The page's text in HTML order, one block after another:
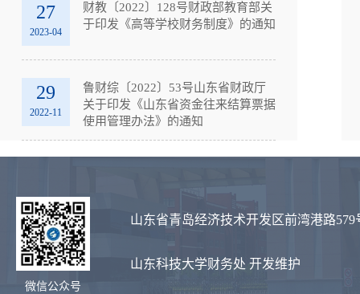
27
2023-04
财教〔2022〕128号财政部教育部关
于印发《高等学校财务制度》的通知
29
2022-11
鲁财综〔2022〕53号山东省财政厅
关于印发《山东省资金往来结算票据
使用管理办法》的通知
微信公众号
山东省青岛经济技术开发区前湾港路579
山东科技大学财务处 开发维护